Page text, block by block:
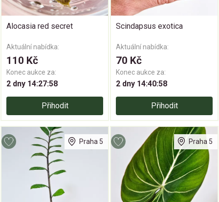
Alocasia red secret
Aktuální nabídka:
110 Kč
Konec aukce za:
2 dny 14:27:58
Přihodit
Scindapsus exotica
Aktuální nabídka:
70 Kč
Konec aukce za:
2 dny 14:40:58
Přihodit
Praha 5 Praha 5